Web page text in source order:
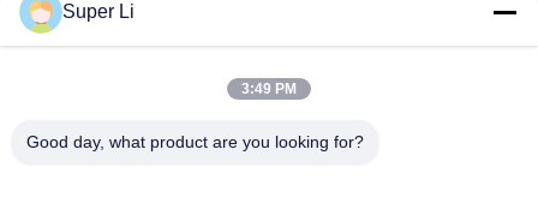
सिंगल स्पैन 150/200 माइक्रोन पीई फिल्म प्लास्टिक फिल्म ग्रीनहाउस कृषि वर्टिकल
फार्मिंग
10x30 मीटर साइड वेंटिलेशन सिंगल स्पैन सुरंग कृषि पीसी हाइड्रोपोनिक टॉवर के
Super Li
3:49 PM
Good day, what product are you looking for?